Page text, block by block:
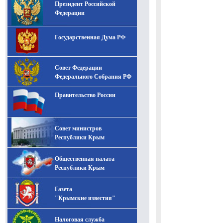
-- Лучшее, что можно сделать с хорошим советом, это
пропустить его мимо ушей. Он никогда не бывает
полезен никому, кроме того, кто его дал.
-- Люблю давать советы и очень не люблю, когда их
дают мне.
Президент Российской
Федерации
Государственная Дума РФ
Совет Федерации
Федерального Собрания РФ
Правительство России
Совет министров
Республики Крым
Общественная палата
Республики Крым
Газета
"Крымские известия"
Налоговая служба